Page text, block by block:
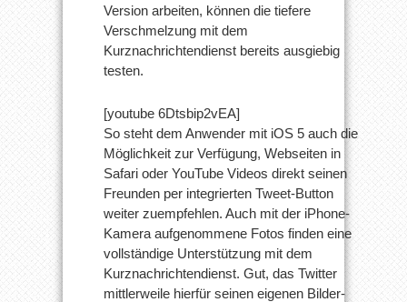
Version arbeiten, können die tiefere
Verschmelzung mit dem
Kurznachrichtendienst bereits ausgiebig
testen.
[youtube 6Dtsbip2vEA]
So steht dem Anwender mit iOS 5 auch die
Möglichkeit zur Verfügung, Webseiten in
Safari oder YouTube Videos direkt seinen
Freunden per integrierten Tweet-Button
weiter zuempfehlen. Auch mit der iPhone-
Kamera aufgenommene Fotos finden eine
vollständige Unterstützung mit dem
Kurznachrichtendienst. Gut, das Twitter
mittlerweile hierfür seinen eigenen Bilder-